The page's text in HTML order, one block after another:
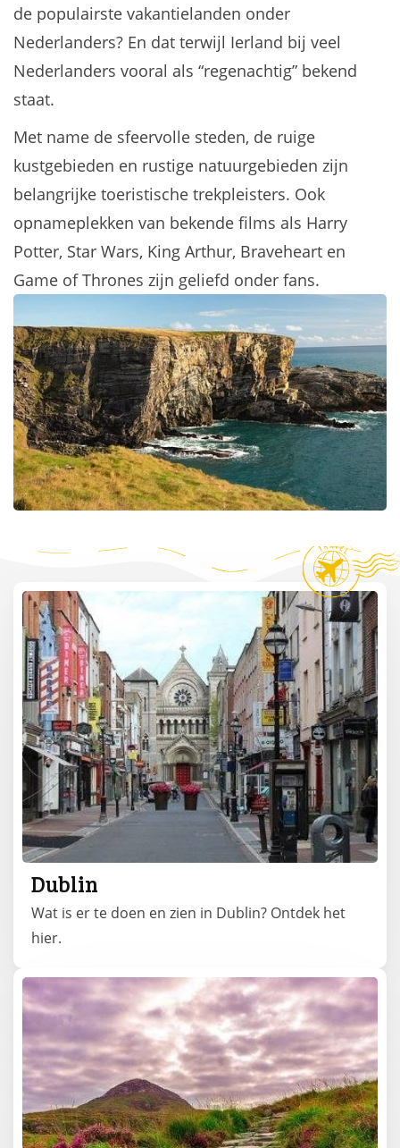
de populairste vakantielanden onder
Nederlanders? En dat terwijl Ierland bij veel
Nederlanders vooral als “regenachtig” bekend
staat.
Met name de sfeervolle steden, de ruige
kustgebieden en rustige natuurgebieden zijn
belangrijke toeristische trekpleisters. Ook
opnameplekken van bekende films als Harry
Potter, Star Wars, King Arthur, Braveheart en
Game of Thrones zijn geliefd onder fans.
Dublin
Wat is er te doen en zien in Dublin? Ontdek het
hier.